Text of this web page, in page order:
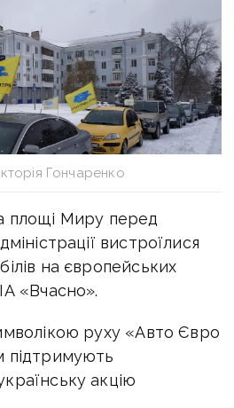
Гончаренко‎
площі Миру перед
вистроїлися
на європейських
«Вчасно».
руху «Авто Євро
підтримують
акцію